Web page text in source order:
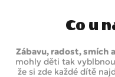
Co u
Zábavu, radost, smích
mohly děti tak
že si zde každé dítě